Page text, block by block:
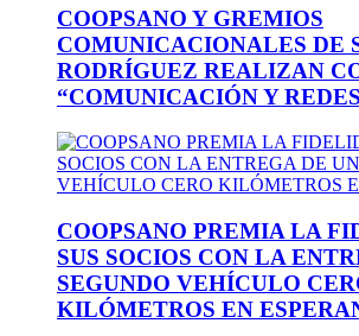
COOPSANO Y GREMIOS
COMUNICACIONALES DE
RODRÍGUEZ REALIZAN
“COMUNICACIÓN Y
COOPSANO PREMIA LA
SUS SOCIOS CON LA
SEGUNDO VEHÍCULO
KILÓMETROS EN